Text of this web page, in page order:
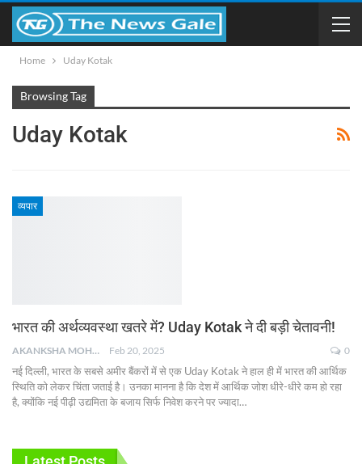
Home Uday Kotak
Browsing Tag
Uday Kotak
व्यपार
भारत की अर्थव्यवस्था खतरे में? Uday Kotak ने दी बड़ी चेतावनी!
AKANKSHA MOHAN Feb 20, 2025 0
नई दिल्ली, भारत के सबसे अमीर बैंकरों में से एक Uday Kotak ने हाल ही में भारत की आर्थिक
स्थिति को लेकर चिंता जताई है। उनका मानना है कि देश में आर्थिक जोश धीरे-धीरे कम हो रहा
है, क्योंकि नई पीढ़ी उद्यमिता के बजाय सिर्फ निवेश करने पर ज्यादा…